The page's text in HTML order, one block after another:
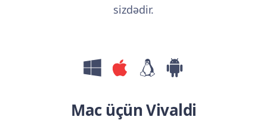
sizdədir.
Mac üçün Vivaldi